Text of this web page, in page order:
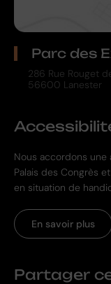
Parc des
286 Rue Rouget
56600 Lanester
Nous accordons une
Palais des Congrès
en situation de
En savoir plus
Partager